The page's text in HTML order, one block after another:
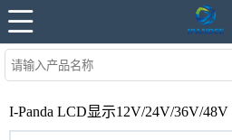
I-Panda LCD显示12V/24V/36V/